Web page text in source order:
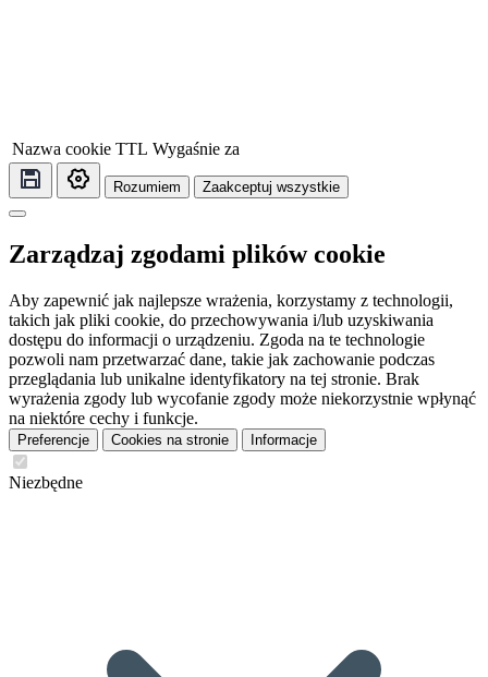
Nazwa cookie TTL Wygaśnie za
Rozumiem Zaakceptuj wszystkie
Zarządzaj zgodami plików cookie
Aby zapewnić jak najlepsze wrażenia, korzystamy z technologii,
takich jak pliki cookie, do przechowywania i/lub uzyskiwania
dostępu do informacji o urządzeniu. Zgoda na te technologie
pozwoli nam przetwarzać dane, takie jak zachowanie podczas
przeglądania lub unikalne identyfikatory na tej stronie. Brak
wyrażenia zgody lub wycofanie zgody może niekorzystnie wpłynąć
na niektóre cechy i funkcje.
Preferencje Cookies na stronie Informacje
Niezbędne